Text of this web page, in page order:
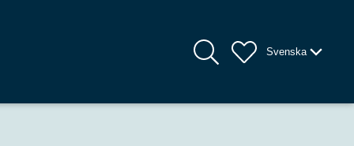
Svenska